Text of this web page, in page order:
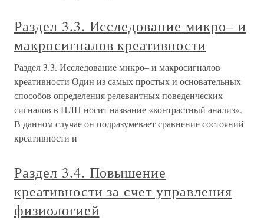
Раздел 3.3. Исследование микро– и
макросигналов креативности
Раздел 3.3. Исследование микро– и макросигналов
креативности Один из самых простых и основательных
способов определения релевантных поведенческих
сигналов в НЛП носит название «контрастный анализ».
В данном случае он подразумевает сравнение состояний
креативности и
Раздел 3.4. Повышение
креативности за счет управления
физиологией